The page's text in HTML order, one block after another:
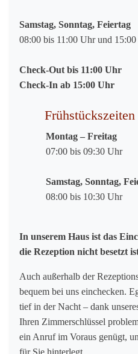
Samstag, Sonntag, Feiertag
08:00 bis 11:00 Uhr und
Check-Out bis 11:00 Uhr
Check-In ab 15:00 Uhr
Frühstückszeiten
Montag – Freitag
07:00 bis 09:30 Uhr
Samstag, Sonntag,
08:00 bis 10:30 Uhr
In unserem Haus ist das
die Rezeption nicht besetzt
Auch außerhalb der
bequem bei uns einchecken.
tief in der Nacht – dank
Ihren Zimmerschlüssel
ein Anruf im Voraus genügt,
für Sie hinterlegt.